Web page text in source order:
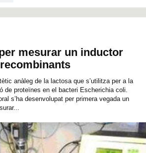
mesurar un inductor
anàleg de la lactosa que s’utilitza per a la
de proteïnes en el bacteri Escherichia coli.
s’ha desenvolupat per primera vegada un